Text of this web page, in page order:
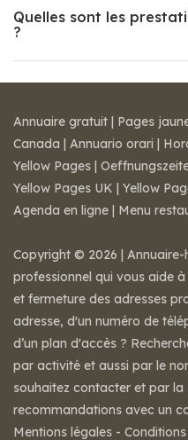
Quelles sont les
?
Annuaire gratuit | Pages
Canada | Annuario orari |
Yellow Pages |
Yellow Pages UK | Yellow
Agenda en ligne | Menu
Copyright © 2026 | Annuaire-
professionnel qui vous aide
et fermeture des adresses
adresse, d'un numéro de
d’un plan d'accès ?
par activité et aussi par le
souhaitez contacter et par
recommandations avec un
Mentions légales -